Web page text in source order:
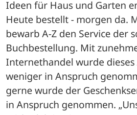
Ideen für Haus und Garten
Heute bestellt - morgen da.
bewarb A-Z den Service der
Buchbestellung. Mit
Internethandel wurde
weniger in Anspruch
gerne wurde der
in Anspruch genommen.